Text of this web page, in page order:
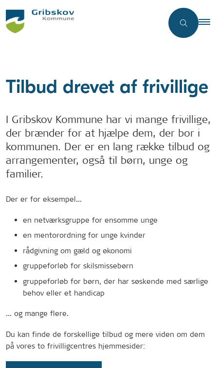
Tilbud drevet af frivillige
I Gribskov Kommune har vi mange frivillige,
der brænder for at hjælpe dem, der bor i
kommunen. Der er en lang række tilbud og
arrangementer, også til børn, unge og
familier.
Der er for eksempel...
en netværksgruppe for ensomme unge
en mentorordning for unge kvinder
rådgivning om gæld og økonomi
gruppeforløb for skilsmissebørn
gruppeforløb for børn, der har søskende med særlige
behov eller et handicap
... og mange flere.
Du kan finde de forskellige tilbud og mere viden om dem
på vores to frivilligcentres hjemmesider: